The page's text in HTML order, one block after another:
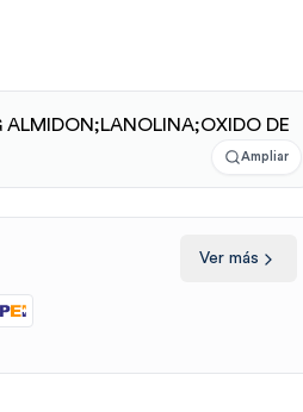
Ampliar
Ver más